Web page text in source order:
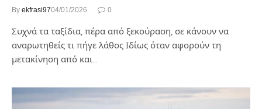
By ekfrasi9704/01/2026 0
Συχνά τα ταξίδια, πέρα από ξεκούραση, σε κάνουν να
αναρωτηθείς τι πήγε λάθος Ιδίως όταν αφορούν τη
μετακίνηση από και…